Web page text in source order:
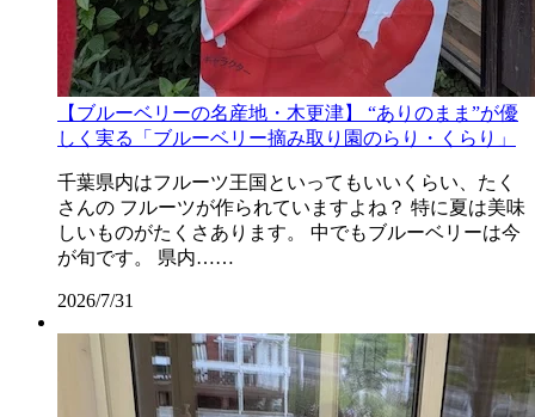
【ブルーベリーの名産地・木更津】 “ありのまま”が優
しく実る「ブルーベリー摘み取り園のらり・くらり」
千葉県内はフルーツ王国といってもいいくらい、たく
さんの フルーツが作られていますよね？ 特に夏は美味
しいものがたくさあります。 中でもブルーベリーは今
が旬です。 県内……
2026/7/31